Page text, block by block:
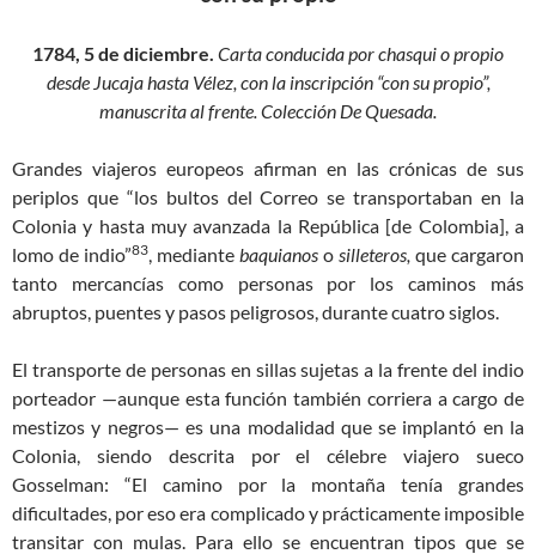
1784, 5 de diciembre. Carta conducida por chasqui o propio
desde Jucaja hasta Vélez, con la inscripción “con su propio”,
manuscrita al frente. Colección De Quesada.
Grandes viajeros europeos afirman en las crónicas de sus
periplos que “los bultos del Correo se transportaban en la
Colonia y hasta muy avanzada la República [de Colombia], a
lomo de indio”83 , mediante baquianos o silleteros, que cargaron
tanto mercancías como personas por los caminos más
abruptos, puentes y pasos peligrosos, durante cuatro siglos.
El transporte de personas en sillas sujetas a la frente del indio
porteador —aunque esta función también corriera a cargo de
mestizos y negros— es una modalidad que se implantó en la
Colonia, siendo descrita por el célebre viajero sueco
Gosselman: “El camino por la montaña tenía grandes
dificultades, por eso era complicado y prácticamente imposible
transitar con mulas. Para ello se encuentran tipos que se